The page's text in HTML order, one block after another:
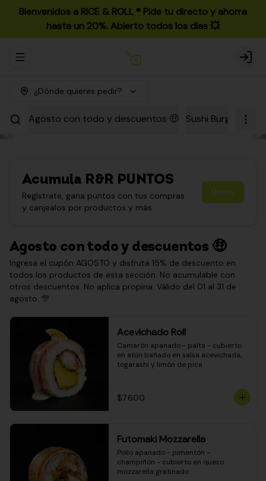
Bienvenidos a RICE & ROLL ®️ Pide tu directo y ahorra
hasta un 20%. Abierto todos los días 💥
Abrir menu de navegación Login
¿Dónde quieres pedir?
Agosto con todo y descuentos 🤑 Sushi Burgers
Acumula R&R PUNTOS
Regístrate, gana puntos con tus compras
y canjealos por productos y más
Únete
Agosto con todo y descuentos 🤑
Ingresa el cupón AGOSTO y disfruta 15% de descuento en
todos los productos de esta sección. No acumulable con
otros descuentos. No aplica propina. Válido del 01 al 31 de
agosto. 🎊
Acevichado Roll
Camarón apanado - palta - cubierto
en atún bañado en salsa acevichada,
togarashi y limón de pica
$7.600
Futomaki Mozzarella
Pollo apanado - pimentón -
champiñón - cubierto en queso
mozzarella gratinado